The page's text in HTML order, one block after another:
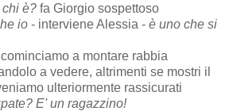
chi è? fa Giorgio sospettoso
io - interviene Alessia - è uno che si
a montare rabbia
a vedere, altrimenti se mostri il
ulteriormente rassicurati
E' un ragazzino!